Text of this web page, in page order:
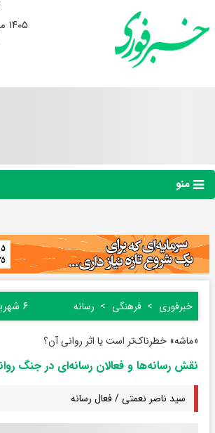
۱۴۰۵ مرداد ۱۹, دوشنبه
منو
خبرفوری فرهنگی رسانه ۶ شهریور ۱۴۰۴ ۲۳:۳۴
«ماشه» خطرناک‌تر است یا اثر روانی‌ آن؟
نقش رسانه‌ها و فعالان رسانه‌ای در جنگ
سید ناصر نعمتی / فعال رسانه